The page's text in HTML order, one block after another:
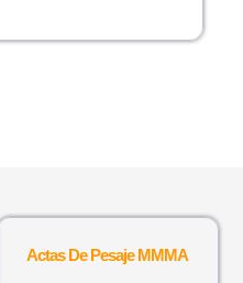
Actas De Pesaje MMMA